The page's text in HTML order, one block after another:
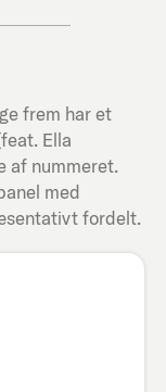
frem har et
Ella
af nummeret.
med
fordelt.